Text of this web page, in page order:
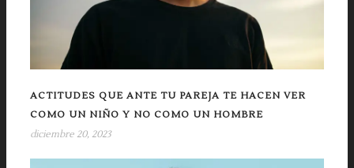
ACTITUDES QUE ANTE TU PAREJA TE HACEN VER
COMO UN NIÑO Y NO COMO UN HOMBRE
diciembre 20, 2023